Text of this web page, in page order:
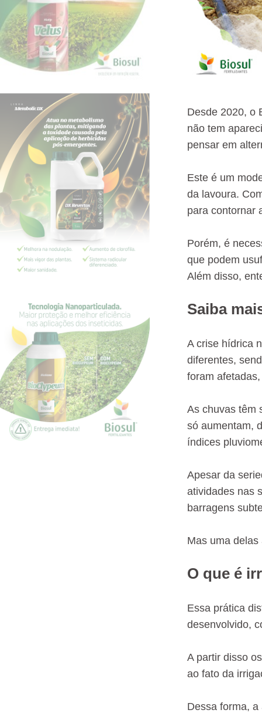
Desde 2020, o
não tem
pensar em
Este é um
da lavoura.
para contornar
Porém, é
que podem
Além disso,
Saiba
A crise hídrica
diferentes,
foram
As chuvas têm
só aumentam,
índices
Apesar da
atividades nas
barragens
Mas uma
O que é
Essa prática
desenvolvido,
A partir disso
ao fato da
Dessa forma,